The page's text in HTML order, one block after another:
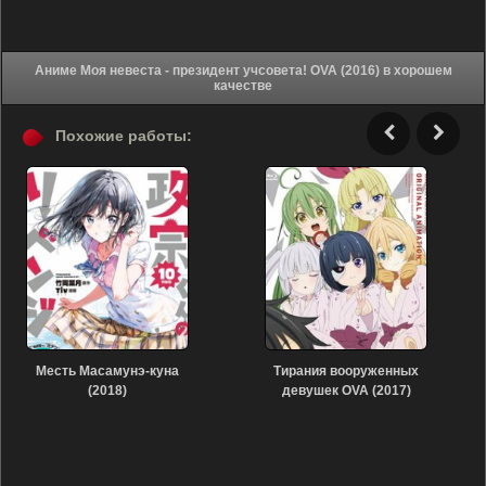
Аниме Моя невеста - президент учсовета! OVA (2016) в хорошем
качестве
Похожие работы:
Месть Масамунэ-куна
(2018)
Тирания вооруженных
девушек OVA (2017)